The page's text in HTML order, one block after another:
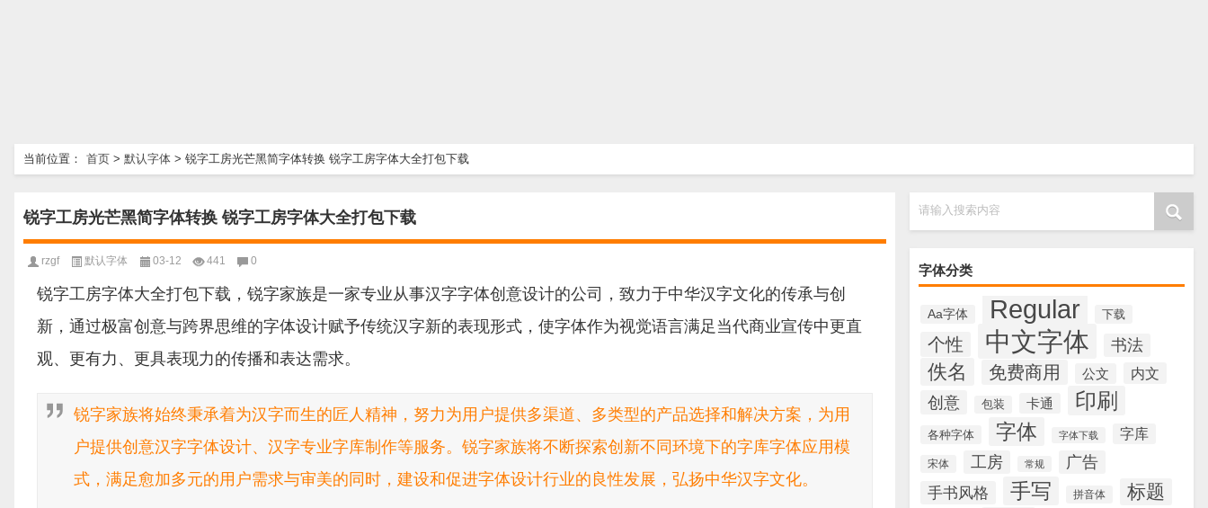
当前位置： 首页 > 默认字体 > 锐字工房光芒黑简字体转换 锐字工房字体大全打包下载
请输入搜索内容
字体分类
Aa字体 Regular 下载
个性 中文字体 书法
佚名 免费商用 公文 内文
创意 包装 卡通 印刷
各种字体 字体 字体下载 字库
宋体 工房 常规
广告
手书风格
手写 拼音体 标题
锐字工房光芒黑简字体转换 锐字工房字体大全打包下载
rzgf 默认字体 03-12 441 0
锐字工房字体大全打包下载，锐字家族是一家专业从事汉字字体创意设计的公司，致力于中华汉字文化的传承与创
新，通过极富创意与跨界思维的字体设计赋予传统汉字新的表现形式，使字体作为视觉语言满足当代商业宣传中更直
观、更有力、更具表现力的传播和表达需求。
锐字家族将始终秉承着为汉字而生的匠人精神，努力为用户提供多渠道、多类型的产品选择和解决方案，为用
户提供创意汉字字体设计、汉字专业字库制作等服务。锐字家族将不断探索创新不同环境下的字库字体应用模
式，满足愈加多元的用户需求与审美的同时，建设和促进字体设计行业的良性发展，弘扬中华汉字文化。